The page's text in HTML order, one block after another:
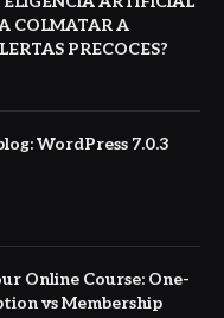
COLMATAR A
PRECOCES?
WordPress 7.0.3
Online Course: One-
vs Membership